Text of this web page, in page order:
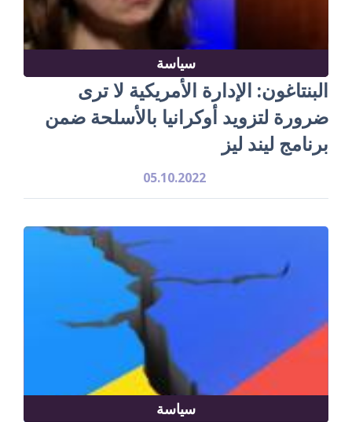
سياسة
البنتاغون: الإدارة الأمريكية لا ترى
ضرورة لتزويد أوكرانيا بالأسلحة ضمن
برنامج ليند ليز
05.10.2022
سياسة